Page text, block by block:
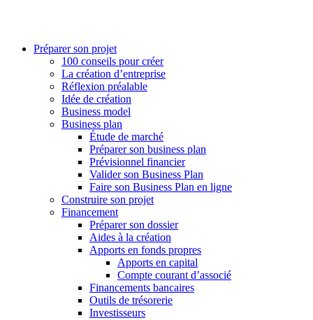
Préparer son projet
100 conseils pour créer
La création d’entreprise
Réflexion préalable
Idée de création
Business model
Business plan
Étude de marché
Préparer son business plan
Prévisionnel financier
Valider son Business Plan
Faire son Business Plan en ligne
Construire son projet
Financement
Préparer son dossier
Aides à la création
Apports en fonds propres
Apports en capital
Compte courant d’associé
Financements bancaires
Outils de trésorerie
Investisseurs